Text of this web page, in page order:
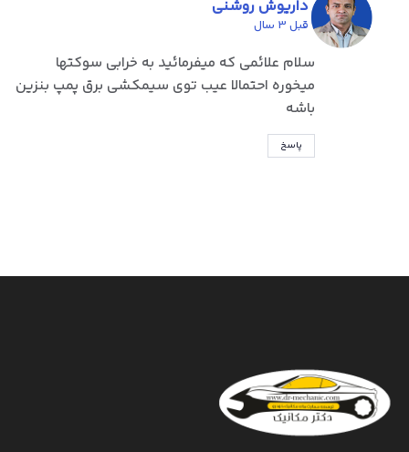
داریوش روشنی
قبل 3 سال
سلام علائمی که میفرمائید به خرابی سوکتها
میخوره احتمالا عیب توی سیمکشی برق پمپ بنزین
باشه
پاسخ